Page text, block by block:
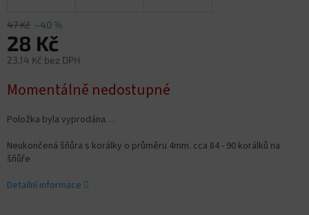
47 Kč –40 %
28 Kč
23,14 Kč bez DPH
cena:
Momentálně nedostupné
Položka byla vyprodána…
Neukončená šňůra s korálky o průměru 4mm. cca 84 - 90 korálků na
šňůře
Detailní informace